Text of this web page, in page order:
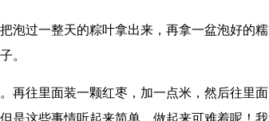
泡过一整天的粽叶拿出来，再拿一盆泡好的糯
。
再往里面装一颗红枣，加一点米，然后往里面
是这些事情听起来简单，做起来可难着呢！我